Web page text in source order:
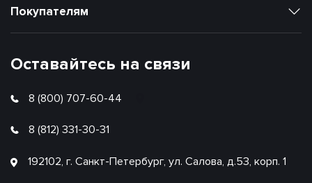
Оставайтесь на связи
8 (800) 707-60-44
8 (812) 331-30-31
192102, г. Санкт-Петербург, ул. Салова, д.53, корп. 1
Покупателям